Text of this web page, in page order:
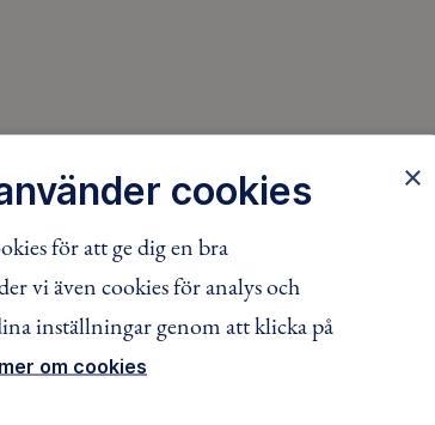
×
cookies
för att ge dig en bra
vi även cookies för analys och
inställningar genom att klicka på
om cookies